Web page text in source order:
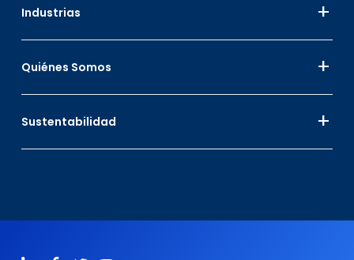
Industrias
Quiénes Somos
Sustentabilidad